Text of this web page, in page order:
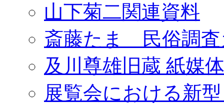
山下菊二関連資料
斎藤たま 民俗調査
及川尊雄旧蔵 紙媒
展覧会における新